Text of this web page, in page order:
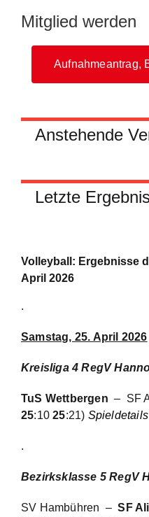
Mitglied werden
Aufnahmeantrag,
Anstehende
Letzte
Volleyball: Ergebnisse
April 2026
.
Samstag, 25. April 2026
Kreisliga 4 RegV
TuS Wettbergen – SF
25:1025:21) Spieldetails
.
Bezirksklasse 5 RegV
SV Hambühren –SF